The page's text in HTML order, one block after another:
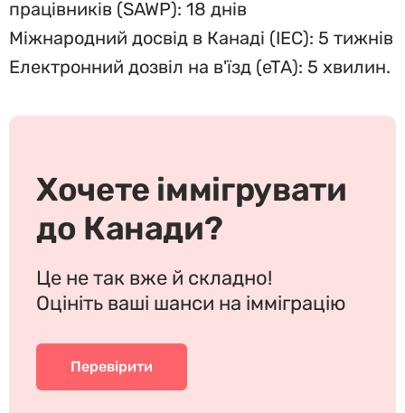
працівників (SAWP): 18 днів
Міжнародний досвід в Канаді (IEC): 5 тижнів
Електронний дозвіл на в'їзд (eTA): 5 хвилин.
Хочете іммігрувати
до Канади?
Це не так вже й складно!
Оцініть ваші шанси на імміграцію
Перевірити